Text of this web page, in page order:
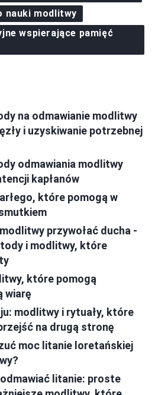
nauki modlitwy
wspierające pamięć
na odmawianie modlitwy
i uzyskiwanie potrzebnej
odmawiania modlitwy
kapłanów
które pomogą w
przywołać ducha -
i modlitwy, które
które pomogą
wiarę
modlitwy i rytuały, które
na drugą stronę
moc litanie loretańskiej
litanie: proste